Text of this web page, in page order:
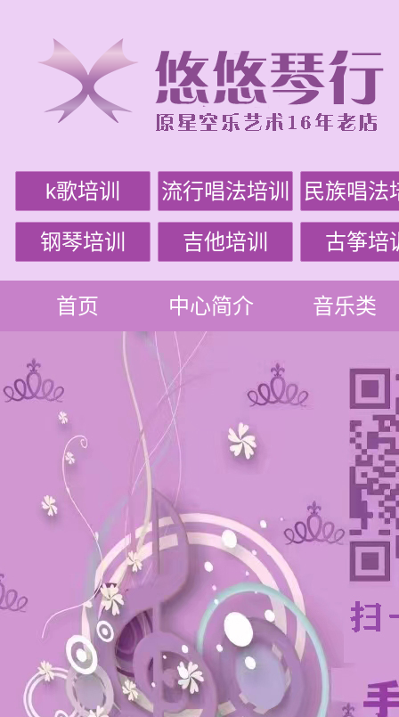
k歌培训 流行唱法培训 民族唱法
钢琴培训 吉他培训 古筝培
首页 中心简介 音乐类